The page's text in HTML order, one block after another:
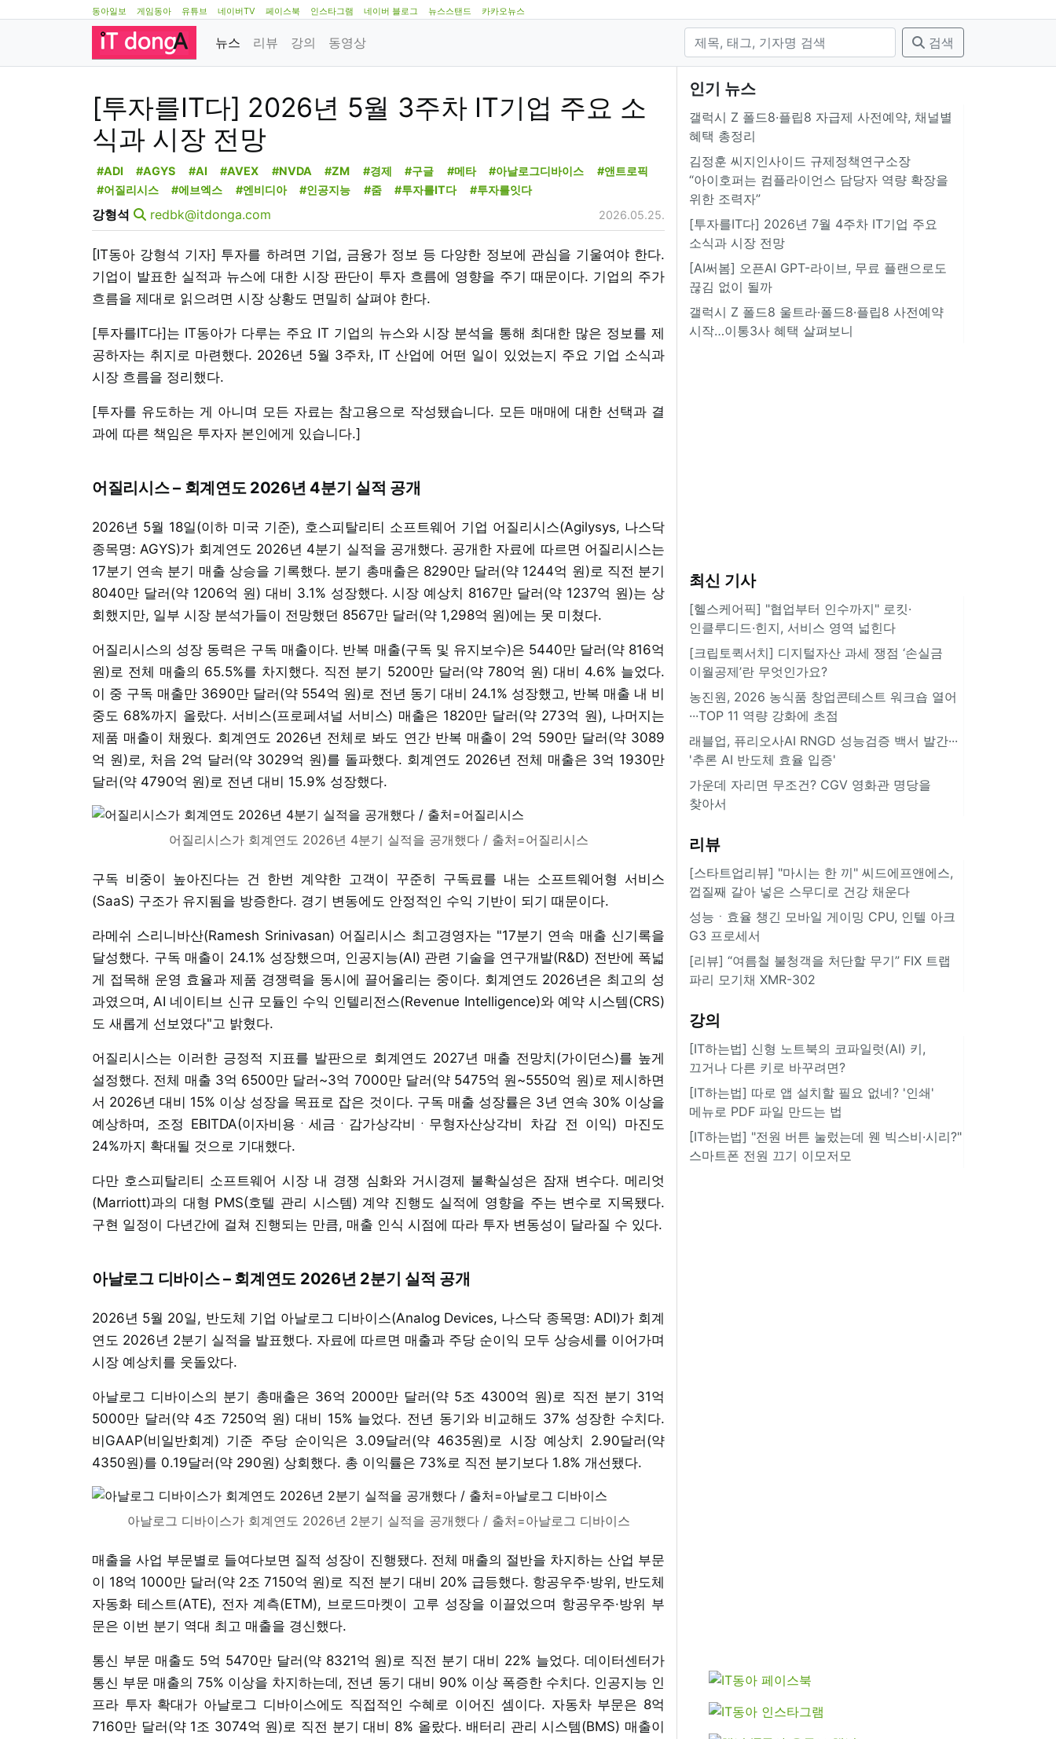
동아일보 게임동아 유튜브 네이버TV 페이스북 인스타그램 네이버 블로그 뉴스스탠드 카카오뉴스
뉴스 리뷰 강의 동영상 검색
[투자를IT다] 2026년 5월 3주차 IT기업 주요 소
식과 시장 전망
#ADI #AGYS #AI #AVEX #NVDA #ZM #경제 #구글 #메타 #아날로그디바이스
#앤트로픽
#어질리시스
#에브엑스 #엔비디아 #인공지능 #줌 #투자를IT다 #투자를잇다
강형석 redbk@itdonga.com 2026.05.25.
[IT동아 강형석 기자] 투자를 하려면 기업, 금융가 정보 등 다양한 정보에 관심을 기울여야 한다.
기업이 발표한 실적과 뉴스에 대한 시장 판단이 투자 흐름에 영향을 주기 때문이다. 기업의 주가
흐름을 제대로 읽으려면 시장 상황도 면밀히 살펴야 한다.
[투자를IT다]는 IT동아가 다루는 주요 IT 기업의 뉴스와 시장 분석을 통해 최대한 많은 정보를 제
공하자는 취지로 마련했다. 2026년 5월 3주차, IT 산업에 어떤 일이 있었는지 주요 기업 소식과
시장 흐름을 정리했다.
[투자를 유도하는 게 아니며 모든 자료는 참고용으로 작성됐습니다. 모든 매매에 대한 선택과 결
과에 따른 책임은 투자자 본인에게 있습니다.]
어질리시스 – 회계연도 2026년 4분기 실적 공개
2026년 5월 18일(이하 미국 기준), 호스피탈리티 소프트웨어 기업 어질리시스(Agilysys, 나스닥
종목명: AGYS)가 회계연도 2026년 4분기 실적을 공개했다. 공개한 자료에 따르면 어질리시스는
17분기 연속 분기 매출 상승을 기록했다. 분기 총매출은 8290만 달러(약 1244억 원)로 직전 분기
8040만 달러(약 1206억 원) 대비 3.1% 성장했다. 시장 예상치 8167만 달러(약 1237억 원)는 상
회했지만, 일부 시장 분석가들이 전망했던 8567만 달러(약 1,298억 원)에는 못 미쳤다.
어질리시스의 성장 동력은 구독 매출이다. 반복 매출(구독 및 유지보수)은 5440만 달러(약 816억
원)로 전체 매출의 65.5%를 차지했다. 직전 분기 5200만 달러(약 780억 원) 대비 4.6% 늘었다.
이 중 구독 매출만 3690만 달러(약 554억 원)로 전년 동기 대비 24.1% 성장했고, 반복 매출 내 비
중도 68%까지 올랐다. 서비스(프로페셔널 서비스) 매출은 1820만 달러(약 273억 원), 나머지는
제품 매출이 채웠다. 회계연도 2026년 전체로 봐도 연간 반복 매출이 2억 590만 달러(약 3089
억 원)로, 처음 2억 달러(약 3029억 원)를 돌파했다. 회계연도 2026년 전체 매출은 3억 1930만
달러(약 4790억 원)로 전년 대비 15.9% 성장했다.
어질리시스가 회계연도 2026년 4분기 실적을 공개했다 / 출처=어질리시스
구독 비중이 높아진다는 건 한번 계약한 고객이 꾸준히 구독료를 내는 소프트웨어형 서비스
(SaaS) 구조가 유지됨을 방증한다. 경기 변동에도 안정적인 수익 기반이 되기 때문이다.
라메쉬 스리니바산(Ramesh Srinivasan) 어질리시스 최고경영자는 "17분기 연속 매출 신기록을
달성했다. 구독 매출이 24.1% 성장했으며, 인공지능(AI) 관련 기술을 연구개발(R&D) 전반에 폭넓
게 접목해 운영 효율과 제품 경쟁력을 동시에 끌어올리는 중이다. 회계연도 2026년은 최고의 성
과였으며, AI 네이티브 신규 모듈인 수익 인텔리전스(Revenue Intelligence)와 예약 시스템(CRS)
도 새롭게 선보였다"고 밝혔다.
어질리시스는 이러한 긍정적 지표를 발판으로 회계연도 2027년 매출 전망치(가이던스)를 높게
설정했다. 전체 매출 3억 6500만 달러~3억 7000만 달러(약 5475억 원~5550억 원)로 제시하면
서 2026년 대비 15% 이상 성장을 목표로 잡은 것이다. 구독 매출 성장률은 3년 연속 30% 이상을
예상하며, 조정 EBITDA(이자비용ㆍ세금ㆍ감가상각비ㆍ무형자산상각비 차감 전 이익) 마진도
24%까지 확대될 것으로 기대했다.
다만 호스피탈리티 소프트웨어 시장 내 경쟁 심화와 거시경제 불확실성은 잠재 변수다. 메리엇
(Marriott)과의 대형 PMS(호텔 관리 시스템) 계약 진행도 실적에 영향을 주는 변수로 지목됐다.
구현 일정이 다년간에 걸쳐 진행되는 만큼, 매출 인식 시점에 따라 투자 변동성이 달라질 수 있다.
아날로그 디바이스 – 회계연도 2026년 2분기 실적 공개
2026년 5월 20일, 반도체 기업 아날로그 디바이스(Analog Devices, 나스닥 종목명: ADI)가 회계
연도 2026년 2분기 실적을 발표했다. 자료에 따르면 매출과 주당 순이익 모두 상승세를 이어가며
시장 예상치를 웃돌았다.
아날로그 디바이스의 분기 총매출은 36억 2000만 달러(약 5조 4300억 원)로 직전 분기 31억
5000만 달러(약 4조 7250억 원) 대비 15% 늘었다. 전년 동기와 비교해도 37% 성장한 수치다.
비GAAP(비일반회계) 기준 주당 순이익은 3.09달러(약 4635원)로 시장 예상치 2.90달러(약
4350원)를 0.19달러(약 290원) 상회했다. 총 이익률은 73%로 직전 분기보다 1.8% 개선됐다.
아날로그 디바이스가 회계연도 2026년 2분기 실적을 공개했다 / 출처=아날로그 디바이스
매출을 사업 부문별로 들여다보면 질적 성장이 진행됐다. 전체 매출의 절반을 차지하는 산업 부문
이 18억 1000만 달러(약 2조 7150억 원)로 직전 분기 대비 20% 급등했다. 항공우주·방위, 반도체
자동화 테스트(ATE), 전자 계측(ETM), 브로드마켓이 고루 성장을 이끌었으며 항공우주·방위 부
문은 이번 분기 역대 최고 매출을 경신했다.
통신 부문 매출도 5억 5470만 달러(약 8321억 원)로 직전 분기 대비 22% 늘었다. 데이터센터가
통신 부문 매출의 75% 이상을 차지하는데, 전년 동기 대비 90% 이상 폭증한 수치다. 인공지능 인
프라 투자 확대가 아날로그 디바이스에도 직접적인 수혜로 이어진 셈이다. 자동차 부문은 8억
7160만 달러(약 1조 3074억 원)로 직전 분기 대비 8% 올랐다. 배터리 관리 시스템(BMS) 매출이
인기 뉴스
갤럭시 Z 폴드8·플립8 자급제 사전예약, 채널별
혜택 총정리
김정훈 씨지인사이드 규제정책연구소장
“아이호퍼는 컴플라이언스 담당자 역량 확장을
위한 조력자”
[투자를IT다] 2026년 7월 4주차 IT기업 주요
소식과 시장 전망
[AI써봄] 오픈AI GPT-라이브, 무료 플랜으로도
끊김 없이 될까
갤럭시 Z 폴드8 울트라·폴드8·플립8 사전예약
시작…이통3사 혜택 살펴보니
최신 기사
[헬스케어픽] "협업부터 인수까지" 로킷·
인클루디드·힌지, 서비스 영역 넓힌다
[크립토퀵서치] 디지털자산 과세 쟁점 ‘손실금
이월공제’란 무엇인가요?
농진원, 2026 농식품 창업콘테스트 워크숍 열어
···TOP 11 역량 강화에 초점
래블업, 퓨리오사AI RNGD 성능검증 백서 발간···
'추론 AI 반도체 효율 입증'
가운데 자리면 무조건? CGV 영화관 명당을
찾아서
리뷰
[스타트업리뷰] "마시는 한 끼" 씨드에프앤에스,
껍질째 갈아 넣은 스무디로 건강 채운다
성능ㆍ효율 챙긴 모바일 게이밍 CPU, 인텔 아크
G3 프로세서
[리뷰] “여름철 불청객을 처단할 무기” FIX 트랩
파리 모기채 XMR-302
강의
[IT하는법] 신형 노트북의 코파일럿(AI) 키,
끄거나 다른 키로 바꾸려면?
[IT하는법] 따로 앱 설치할 필요 없네? '인쇄'
메뉴로 PDF 파일 만드는 법
[IT하는법] "전원 버튼 눌렀는데 웬 빅스비·시리?"
스마트폰 전원 끄기 이모저모